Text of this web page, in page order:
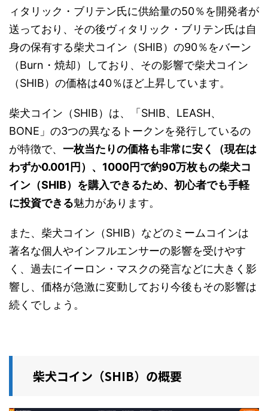
ィタリック・ブリテン氏に供給量の50％を開発者が
送っており、その後ヴィタリック・ブリテン氏は自
身の保有する柴犬コイン（SHIB）の90％をバーン
（Burn・焼却）しており、その影響で柴犬コイン
（SHIB）の価格は40％ほど上昇しています。
柴犬コイン（SHIB）は、「SHIB、LEASH、
BONE」の3つの異なるトークンを発行しているの
が特徴で、 一枚当たりの価格も非常に安く（現在は
わずか0.001円）、1000円で約90万枚もの柴犬コ
イン（SHIB）を購入できるため、初心者でも手軽
に投資できる魅力があります。
また、柴犬コイン（SHIB）などのミームコインは
著名な個人やインフルエンサーの影響を受けやす
く、過去にイーロン・マスクの発言などに大きく影
響し、価格が急激に変動しており今後もその影響は
続くでしょう。
柴犬コイン（SHIB）の概要